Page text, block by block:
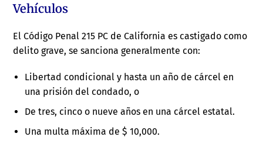
Vehículos
El Código Penal 215 PC de California es castigado como
delito grave, se sanciona generalmente con:
Libertad condicional y hasta un año de cárcel en
una prisión del condado, o
De tres, cinco o nueve años en una cárcel estatal.
Una multa máxima de $ 10,000.